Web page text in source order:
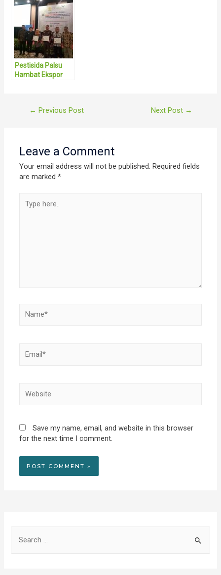
Penggunaan
Produk
Perlindungan
Tanaman
Pestisida Palsu
Hambat Ekspor
Post
← Previous Post Next Post →
Leave a Comment
Your email address will not be published. Required fields
are marked*
here..
Save my name, email, and website in this browser
for the next time I comment.